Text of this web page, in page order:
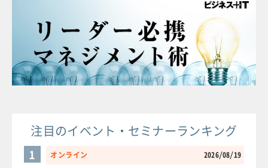
注目のイベント・セミナーランキング
オンライン 2026/08/19
1